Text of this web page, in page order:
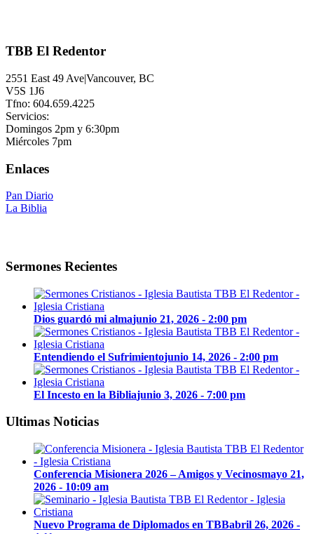
TBB El Redentor
2551 East 49 Ave|Vancouver, BC
V5S 1J6
Tfno: 604.659.4225
Servicios:
Domingos 2pm y 6:30pm
Miércoles 7pm
Enlaces
Pan Diario
La Biblia
Sermones Recientes
Dios guardó mi almajunio 21, 2026 - 2:00 pm
Entendiendo el Sufrimientojunio 14, 2026 - 2:00 pm
El Incesto en la Bibliajunio 3, 2026 - 7:00 pm
Ultimas Noticias
Conferencia Misionera 2026 – Amigos y Vecinosmayo 21,
2026 - 10:09 am
Nuevo Programa de Diplomados en TBBabril 26, 2026 -